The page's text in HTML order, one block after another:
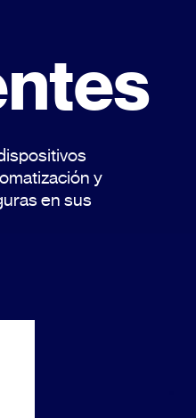
y
en sus